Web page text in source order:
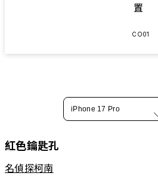
置
CO01
iPhone 17 Pro
紅色鑰匙孔
名偵探柯南